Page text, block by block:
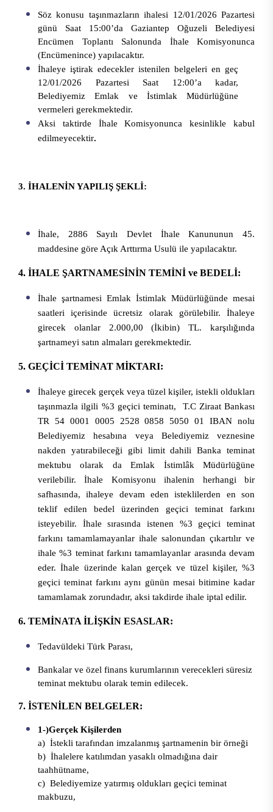
Söz konusu taşınmazların ihalesi 12/01/2026 Pazartesi
günü Saat 15:00’da Gaziantep Oğuzeli Belediyesi
Encümen Toplantı Salonunda İhale Komisyonunca
(Encümenince) yapılacaktır.
İhaleye iştirak edecekler istenilen belgeleri en geç
12/01/2026 Pazartesi Saat 12:00’a kadar,
Belediyemiz Emlak ve İstimlak Müdürlüğüne
vermeleri gerekmektedir.
Aksi taktirde İhale Komisyonunca kesinlikle kabul
edilmeyecektir.
3. İHALENİN YAPILIŞ ŞEKLİ:
İhale, 2886 Sayılı Devlet İhale Kanununun 45.
maddesine göre Açık Arttırma Usulü ile yapılacaktır.
4. İHALE ŞARTNAMESİNİN TEMİNİ ve BEDELİ:
İhale şartnamesi Emlak İstimlak Müdürlüğünde mesai
saatleri içerisinde ücretsiz olarak görülebilir. İhaleye
girecek olanlar 2.000,00 (İkibin) TL. karşılığında
şartnameyi satın almaları gerekmektedir.
5. GEÇİCİ TEMİNAT MİKTARI:
İhaleye girecek gerçek veya tüzel kişiler, istekli oldukları
taşınmazla ilgili %3 geçici teminatı, T.C Ziraat Bankası
TR 54 0001 0005 2528 0858 5050 01 IBAN nolu
Belediyemiz hesabına veya Belediyemiz veznesine
nakden yatırabileceği gibi limit dahili Banka teminat
mektubu olarak da Emlak İstimlâk Müdürlüğüne
verilebilir. İhale Komisyonu ihalenin herhangi bir
safhasında, ihaleye devam eden isteklilerden en son
teklif edilen bedel üzerinden geçici teminat farkını
isteyebilir. İhale sırasında istenen %3 geçici teminat
farkını tamamlamayanlar ihale salonundan çıkartılır ve
ihale %3 teminat farkını tamamlayanlar arasında devam
eder. İhale üzerinde kalan gerçek ve tüzel kişiler, %3
geçici teminat farkını aynı günün mesai bitimine kadar
tamamlamak zorundadır, aksi takdirde ihale iptal edilir.
6. TEMİNATA İLİŞKİN ESASLAR:
Tedavüldeki Türk Parası,
Bankalar ve özel finans kurumlarının verecekleri süresiz
teminat mektubu olarak temin edilecek.
7. İSTENİLEN BELGELER:
1-)Gerçek Kişilerden
a) İstekli tarafından imzalanmış şartnamenin bir örneği
b) İhalelere katılımdan yasaklı olmadığına dair
taahhütname,
c) Belediyemize yatırmış oldukları geçici teminat
makbuzu,